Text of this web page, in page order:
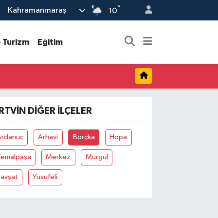
Kahramanmaraş 10°
Turizm Eğitim
DIĞER İLÇELER
Arhavi Borçka Hopa
Merkez Murgul
Yusufeli